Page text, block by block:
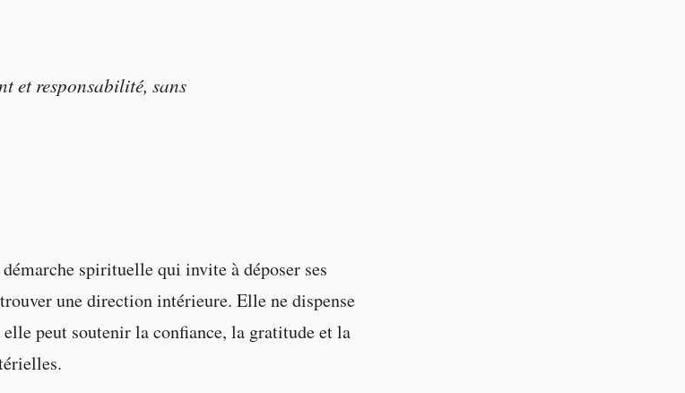
et responsabilité, sans
spirituelle qui invite à déposer ses
une direction intérieure. Elle ne dispense
peut soutenir la confiance, la gratitude et la